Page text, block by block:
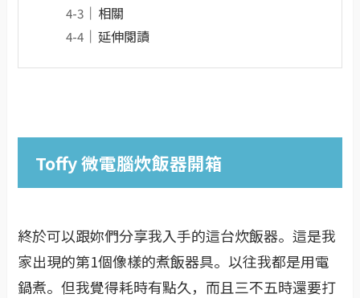
相關
延伸閱讀
Toffy 微電腦炊飯器開箱
終於可以跟妳們分享我入手的這台炊飯器。這是我
家出現的第1個像樣的煮飯器具。以往我都是用電
鍋煮。但我覺得耗時有點久，而且三不五時還要打